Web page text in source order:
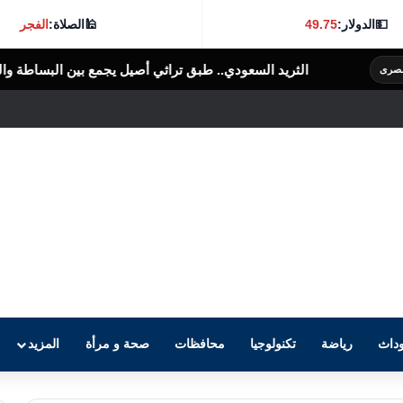
💵الدولار:49.75
🕌الصلاة:الفجر
السعودي.. طبق تراثي أصيل يجمع بين البساطة والنكهة الغنية الرأى العام
رياضة تكنولوجيا محافظات صحة و مرأة المزيد